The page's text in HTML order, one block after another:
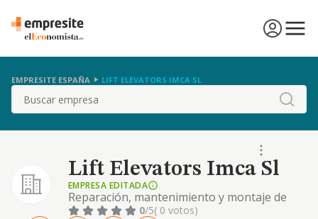
EMPRESITE ESPAÑA LIFT ELEVATORS IMCA SL
Buscar
Lift Elevators Imca Sl
EMPRESA EDITADA
Reparación, mantenimiento y montaje de
aparatos elevadores y ascensores.
0/5( 0 votos)